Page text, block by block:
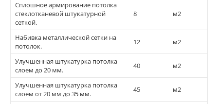
Сплошное армирование потолка
стеклотканевой штукатурной
сеткой.
8 м2
Набивка металлической сетки на
потолок.
12 м2
Улучшенная штукатурка потолка
слоем до 20 мм.
40 м2
Улучшенная штукатурка потолка
слоем от 20 мм до 35 мм.
45 м2